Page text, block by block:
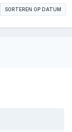
SORTEREN OP DATUM